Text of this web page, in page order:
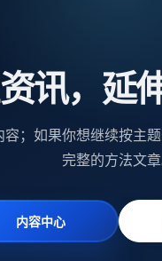
讯，延
；如果你想继续按主
完整的方法文章
内容中心